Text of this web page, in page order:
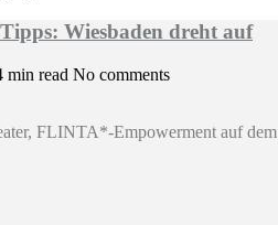
Wiesbaden dreht auf
min read No comments
FLINTA*-Empowerment auf